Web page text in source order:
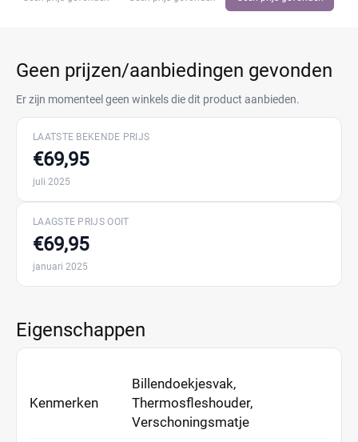
Geen prijzen/aanbiedingen gevonden
Er zijn momenteel geen winkels die dit product aanbieden.
LAATSTE BEKENDE PRIJS
€69,95
juli 2025
LAAGSTE PRIJS OOIT
€69,95
januari 2025
Eigenschappen
Kenmerken
Billendoekjesvak,
Thermosfleshouder,
Verschoningsmatje